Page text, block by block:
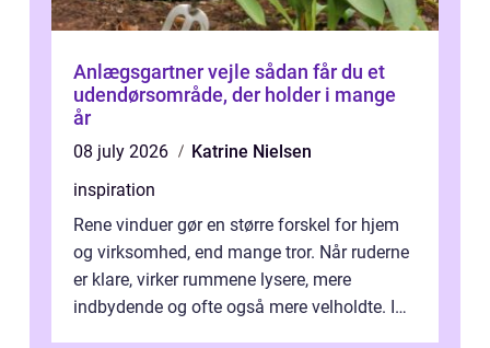
Anlægsgartner vejle sådan får du et
udendørsområde, der holder i mange
år
08 july 2026
Katrine Nielsen
inspiration
Rene vinduer gør en større forskel for hjem
og virksomhed, end mange tror. Når ruderne
er klare, virker rummene lysere, mere
indbydende og ofte også mere velholdte. I